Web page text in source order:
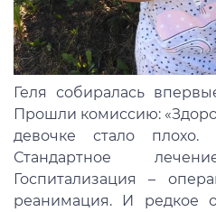
Геля собиралась
Прошли комиссию:
девочке стало плохо.
Стандартное
Госпитализация –
реанимация. И редкое